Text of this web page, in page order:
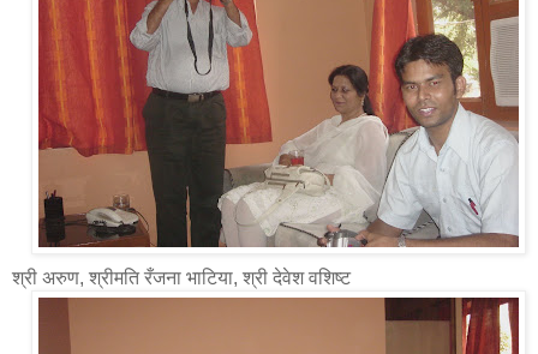
श्री अरुण, श्रीमति रँजना भाटिया, श्री देवेश वशिष्ट